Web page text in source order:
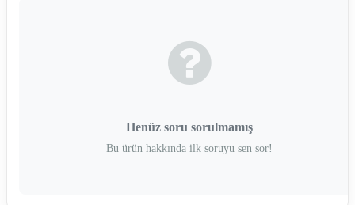
Henüz soru sorulmamış
Bu ürün hakkında ilk soruyu sen sor!